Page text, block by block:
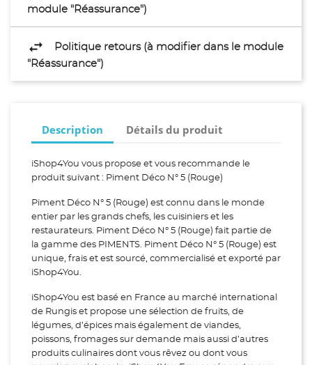
module "Réassurance")
Politique retours (à modifier dans le module
"Réassurance")
Description Détails du produit
iShop4You vous propose et vous recommande le
produit suivant : Piment Déco N° 5 (Rouge)
Piment Déco N° 5 (Rouge) est connu dans le monde
entier par les grands chefs, les cuisiniers et les
restaurateurs. Piment Déco N° 5 (Rouge) fait partie de
la gamme des PIMENTS. Piment Déco N° 5 (Rouge) est
unique, frais et est sourcé, commercialisé et exporté par
iShop4You.
iShop4You est basé en France au marché international
de Rungis et propose une sélection de fruits, de
légumes, d’épices mais également de viandes,
poissons, fromages sur demande mais aussi d’autres
produits culinaires dont vous rêvez ou dont vous